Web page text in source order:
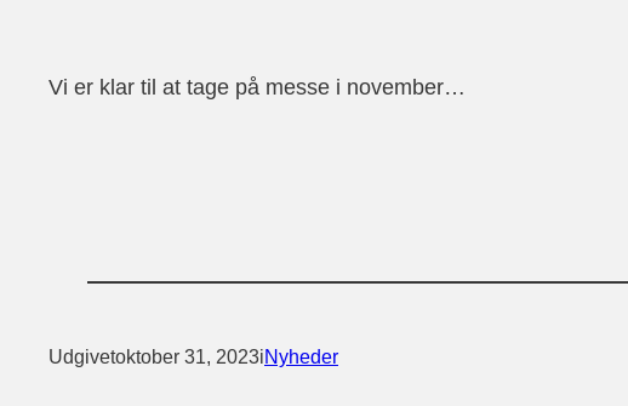
Vi er klar til at tage på messe i november…
Udgivetoktober 31, 2023iNyheder